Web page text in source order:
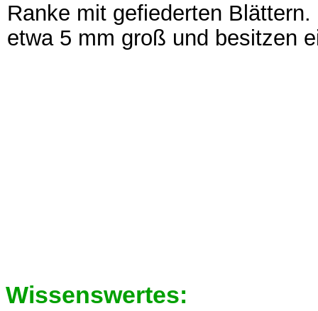
Ranke mit gefiederten
etwa 5 mm groß und besitzen
Wissenswertes: